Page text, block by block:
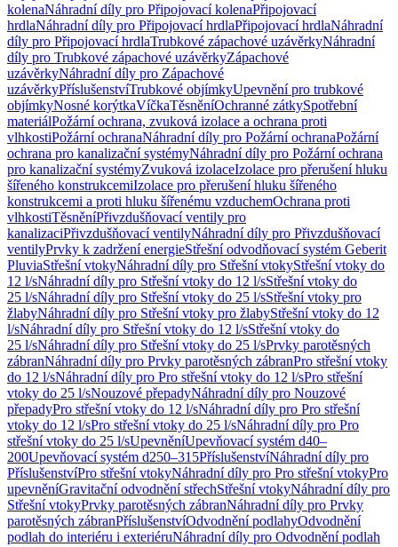
kolenaNáhradní díly pro Připojovací kolenaPřipojovací
hrdlaNáhradní díly pro Připojovací hrdlaPřipojovací hrdlaNáhradní
díly pro Připojovací hrdlaTrubkové zápachové uzávěrkyNáhradní
díly pro Trubkové zápachové uzávěrkyZápachové
uzávěrkyNáhradní díly pro Zápachové
uzávěrkyPříslušenstvíTrubkové objímkyUpevnění pro trubkové
objímkyNosné korýtkaVíčkaTěsněníOchranné zátkySpotřební
materiálPožární ochrana, zvuková izolace a ochrana proti
vlhkostiPožární ochranaNáhradní díly pro Požární ochranaPožární
ochrana pro kanalizační systémyNáhradní díly pro Požární ochrana
pro kanalizační systémyZvuková izolaceIzolace pro přerušení hluku
šířeného konstrukcemiIzolace pro přerušení hluku šířeného
konstrukcemi a proti hluku šířenému vzduchemOchrana proti
vlhkostiTěsněníPřivzdušňovací ventily pro
kanalizaciPřivzdušňovací ventilyNáhradní díly pro Přivzdušňovací
ventilyPrvky k zadržení energieStřešní odvodňovací systém Geberit
PluviaStřešní vtokyNáhradní díly pro Střešní vtokyStřešní vtoky do
12 l/sNáhradní díly pro Střešní vtoky do 12 l/sStřešní vtoky do
25 l/sNáhradní díly pro Střešní vtoky do 25 l/sStřešní vtoky pro
žlabyNáhradní díly pro Střešní vtoky pro žlabyStřešní vtoky do 12
l/sNáhradní díly pro Střešní vtoky do 12 l/sStřešní vtoky do
25 l/sNáhradní díly pro Střešní vtoky do 25 l/sPrvky parotěsných
zábranNáhradní díly pro Prvky parotěsných zábranPro střešní vtoky
do 12 l/sNáhradní díly pro Pro střešní vtoky do 12 l/sPro střešní
vtoky do 25 l/sNouzové přepadyNáhradní díly pro Nouzové
přepadyPro střešní vtoky do 12 l/sNáhradní díly pro Pro střešní
vtoky do 12 l/sPro střešní vtoky do 25 l/sNáhradní díly pro Pro
střešní vtoky do 25 l/sUpevněníUpevňovací systém d40–
200Upevňovací systém d250–315PříslušenstvíNáhradní díly pro
PříslušenstvíPro střešní vtokyNáhradní díly pro Pro střešní vtokyPro
upevněníGravitační odvodnění střechStřešní vtokyNáhradní díly pro
Střešní vtokyPrvky parotěsných zábranNáhradní díly pro Prvky
parotěsných zábranPříslušenstvíOdvodnění podlahyOdvodnění
podlah do interiéru i exteriéruNáhradní díly pro Odvodnění podlah